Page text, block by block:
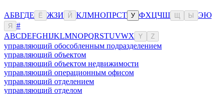
АБВГДЕ Ё ЖЗИ Й КЛМНОПРСТ У ФХЦЧШ Ы ЭЮ
Я
#
ABCDEFGHIJKLMNOPQRSTUVWX Y Z
управляющий обособленным подразделением
управляющий объектом
управляющий объектом недвижимости
управляющий операционным офисом
управляющий отделением
управляющий отделом